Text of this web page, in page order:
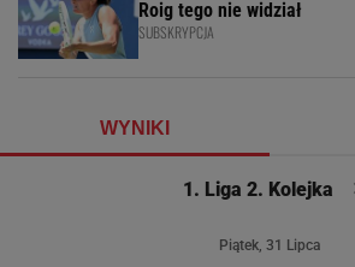
Roig tego nie widział
SUBSKRYPCJA
WYNIKI
1. Liga 2. Kolejka
Piątek, 31 Lipca